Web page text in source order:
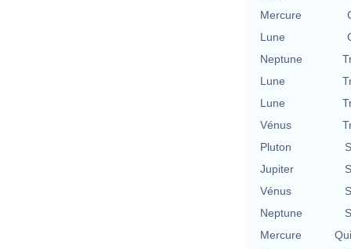
Mercure
Lune
Neptune
Lune
Lune
Vénus
Pluton
Jupiter
Vénus
Neptune
Mercure